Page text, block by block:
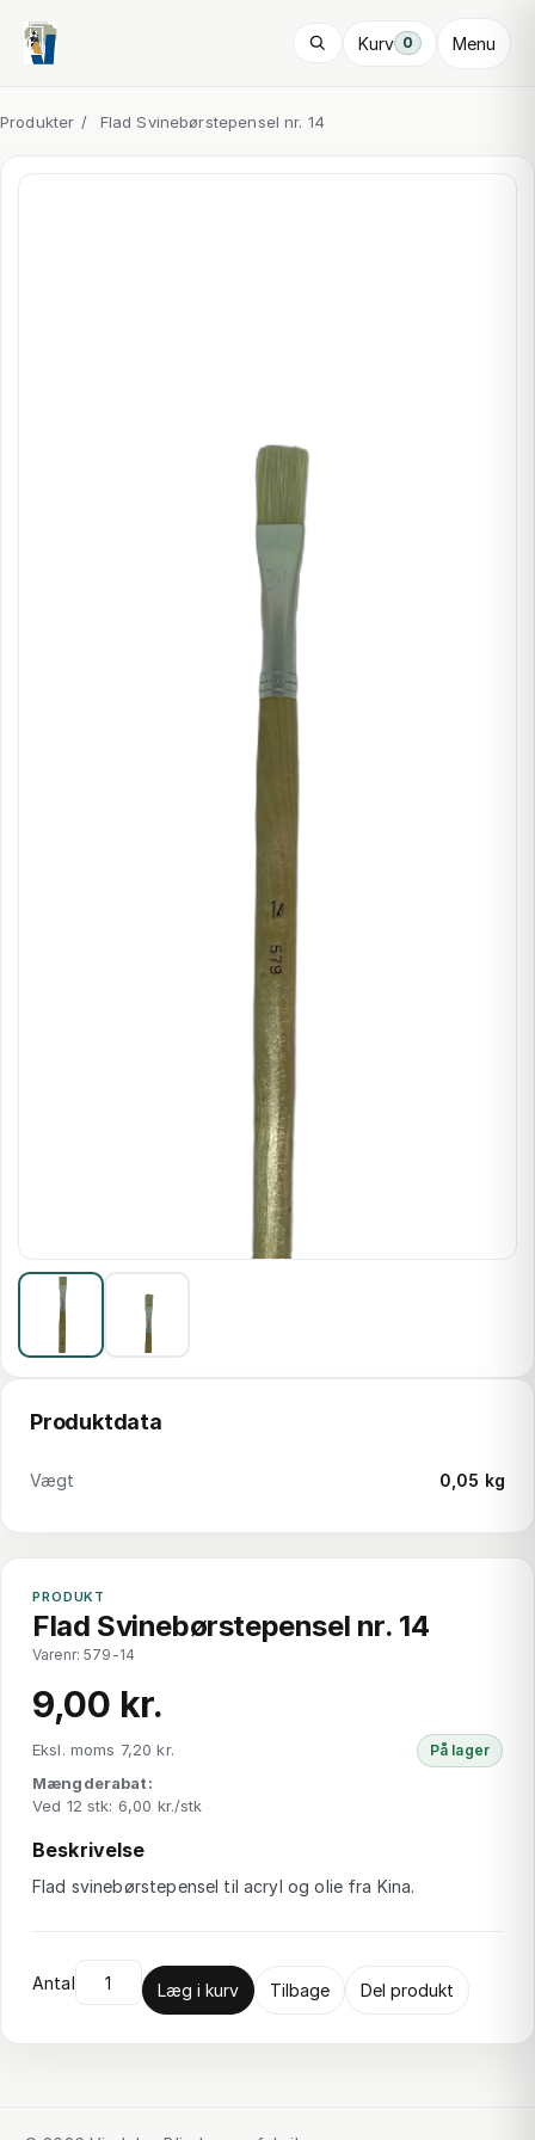
Kurv 0 Menu
Produkter / Flad Svinebørstepensel nr. 14
Produktdata
Vægt 0,05 kg
PRODUKT
Flad Svinebørstepensel nr. 14
Varenr: 579-14
9,00 kr.
Eksl. moms 7,20 kr. På lager
Mængderabat:
Ved 12 stk: 6,00 kr./stk
Beskrivelse
Flad svinebørstepensel til acryl og olie fra Kina.
Antal Læg i kurv Tilbage Del produkt